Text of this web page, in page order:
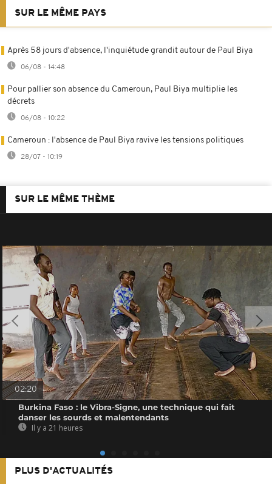
SUR LE MÊME PAYS
Après 58 jours d'absence, l'inquiétude grandit autour de Paul Biya
06/08 - 14:48
Pour pallier son absence du Cameroun, Paul Biya multiplie les
décrets
06/08 - 10:22
Cameroun : l'absence de Paul Biya ravive les tensions politiques
28/07 - 10:19
SUR LE MÊME THÈME
02:20
Burkina Faso : le Vibra-Signe, une technique qui fait
danser les sourds et malentendants
Il y a 21 heures
PLUS D'ACTUALITÉS